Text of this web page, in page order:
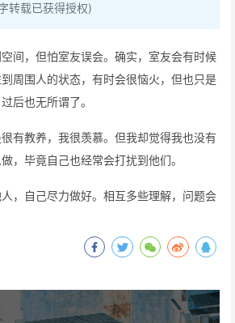
转载已获得授权)
间，但怕室友误会。确实，室友会有时候
周围人的状态，有时会很恼火，但也只是
后也无所谓了。
有教养，我很羡慕。但我却觉得我也没有
，毕竟自己也经常会打扰到他们。
，自己尽力做好。相互多些理解，问题会